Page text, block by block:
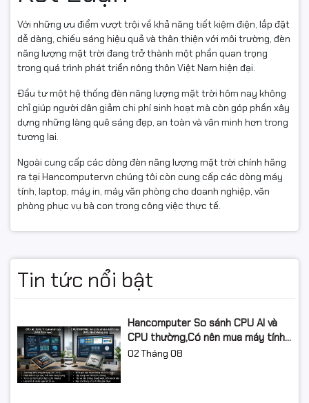
Với những ưu điểm vượt trội về khả năng tiết kiệm điện, lắp đặt
dễ dàng, chiếu sáng hiệu quả và thân thiện với môi trường, đèn
năng lượng mặt trời đang trở thành một phần quan trọng
trong quá trình phát triển nông thôn Việt Nam hiện đại.
Đầu tư một hệ thống đèn năng lượng mặt trời hôm nay không
chỉ giúp người dân giảm chi phí sinh hoạt mà còn góp phần xây
dựng những làng quê sáng đẹp, an toàn và văn minh hơn trong
tương lai.
Ngoài cung cấp các dòng đèn năng lượng mặt trời chính hãng
ra tại Hancomputer.vn chúng tôi còn cung cấp các dòng máy
tính, laptop, máy in, máy văn phòng cho doanh nghiệp, văn
phòng phục vụ bà con trong công việc thực tế.
Tin tức nổi bật
Hancomputer So sánh CPU AI và
CPU thường,Có nên mua máy tính
AI năm 2026?
02 Tháng 08